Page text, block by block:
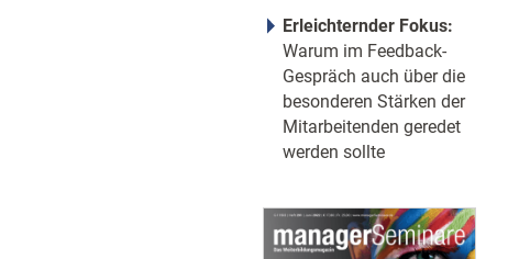
Erleichternder Fokus:
Warum im Feedback-
Gespräch auch über die
besonderen Stärken der
Mitarbeitenden geredet
werden sollte